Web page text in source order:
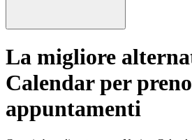
La migliore
Calendarper
appuntamenti